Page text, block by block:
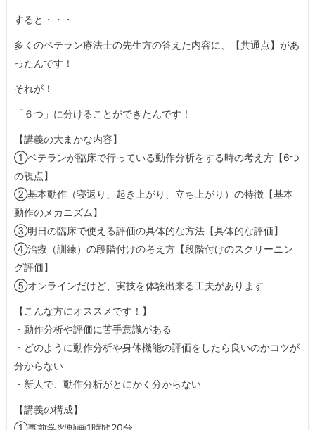
すると・・・
多くのベテラン療法士の先生方の答えた内容に、【共通点】があ
ったんです！
それが！
「６つ」に分けることができたんです！
【講義の大まかな内容】
①ベテランが臨床で行っている動作分析をする時の考え方【6つ
の視点】
②基本動作（寝返り、起き上がり、立ち上がり）の特徴【基本
動作のメカニズム】
③明日の臨床で使える評価の具体的な方法【具体的な評価】
④治療（訓練）の段階付けの考え方【段階付けのスクリーニン
グ評価】
⑤オンラインだけど、実技を体験出来る工夫があります
【こんな方にオススメです！】
・動作分析や評価に苦手意識がある
・どのように動作分析や身体機能の評価をしたら良いのかコツが
分からない
・新人で、動作分析がとにかく分からない
【講義の構成】
①事前学習動画1時間20分